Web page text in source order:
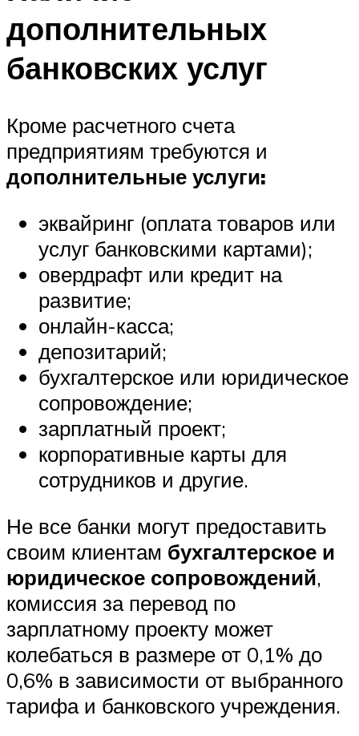
дополнительных
банковских услуг
Кроме расчетного счета
предприятиям требуются и
дополнительные услуги:
эквайринг (оплата товаров или
услуг банковскими картами);
овердрафт или кредит на
развитие;
онлайн-касса;
депозитарий;
бухгалтерское или юридическое
сопровождение;
зарплатный проект;
корпоративные карты для
сотрудников и другие.
Не все банки могут предоставить
своим клиентам бухгалтерское и
юридическое сопровождений,
комиссия за перевод по
зарплатному проекту может
колебаться в размере от 0,1% до
0,6% в зависимости от выбранного
тарифа и банковского учреждения.